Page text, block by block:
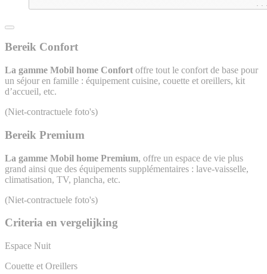
Bereik Confort
La gamme Mobil home Confort offre tout le confort de base pour
un séjour en famille : équipement cuisine, couette et oreillers, kit
d’accueil, etc.
(Niet-contractuele foto's)
Bereik Premium
La gamme Mobil home Premium, offre un espace de vie plus
grand ainsi que des équipements supplémentaires : lave-vaisselle,
climatisation, TV, plancha, etc.
(Niet-contractuele foto's)
Criteria en vergelijking
Espace Nuit
Couette et Oreillers